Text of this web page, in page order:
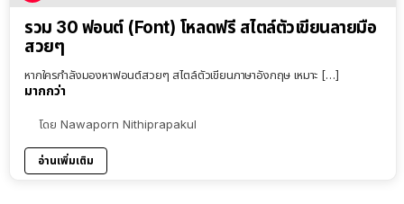
รวม 30 ฟอนต์ (Font) โหลดฟรี สไตล์ตัวเขียนลายมือ
สวยๆ
หากใครกำลังมองหาฟอนต์สวยๆ สไตล์ตัวเขียนภาษาอังกฤษ เหมาะ […]
มากกว่า
โดย Nawaporn Nithiprapakul
อ่านเพิ่มเติม